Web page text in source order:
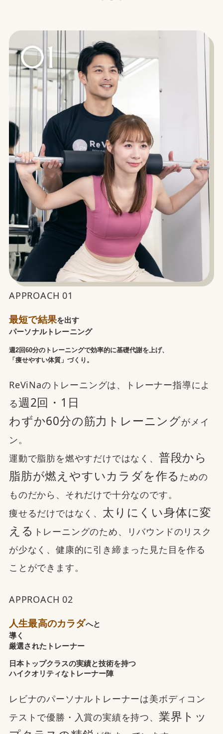
APPROACH 01
最短で結果を出す
パーソナルトレーニング
週2回60分のトレーニングで効率的に基礎代謝を上げ、
「痩せやすい体質」づくり。
ReViNaのトレーニングは、トレーナー指導によ
る週2回・1日
わずか60分の筋力トレーニングがメイ
ン。
運動で脂肪を燃やすだけではなく、 普段から
脂肪が燃えやすいカラダを作る ための
ものだから、それだけで十分なのです。
痩せるだけではなく、 太りにくい身体に変
える トレーニングのため、リバウンドのリスク
が少なく、健康的に引き締まった見た目を作る
ことができます。
APPROACH 02
人生最高のカラダへと
導く
厳選されたトレーナー
日本トップクラスの実績と技術を持つ
ハイクオリティなトレーナー陣
レビナのパーソナルトレーナーは美ボディコン
テストで優勝・入賞の実績を持つ、 業界トッ